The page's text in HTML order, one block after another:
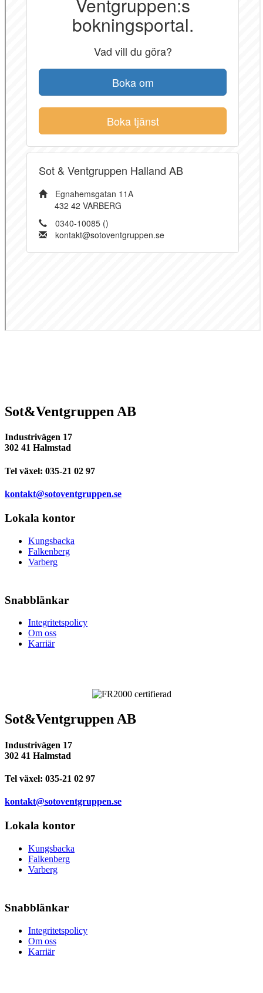
Sot&Ventgruppen AB
Industrivägen 17
302 41 Halmstad
Tel växel: 035-21 02 97
kontakt@sotoventgruppen.se
Lokala kontor
Kungsbacka
Falkenberg
Varberg
Snabblänkar
Integritetspolicy
Om oss
Karriär
Sot&Ventgruppen AB
Industrivägen 17
302 41 Halmstad
Tel växel: 035-21 02 97
kontakt@sotoventgruppen.se
Lokala kontor
Kungsbacka
Falkenberg
Varberg
Snabblänkar
Integritetspolicy
Om oss
Karriär